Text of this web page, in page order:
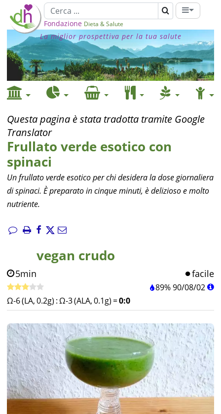
Fondazione Dieta & Salute
La miglior prospettiva per la tua salute
Questa pagina è stata tradotta tramite Google
Translator
Frullato verde esotico con
spinaci
Un frullato verde esotico per chi desidera la dose giornaliera
di spinaci. È preparato in cinque minuti, è delizioso e molto
nutriente.
vegan crudo
5min facile
89%90/08/02
Ω-6 (LA, 0.2g) :Ω-3 (ALA, 0.1g) =0:0